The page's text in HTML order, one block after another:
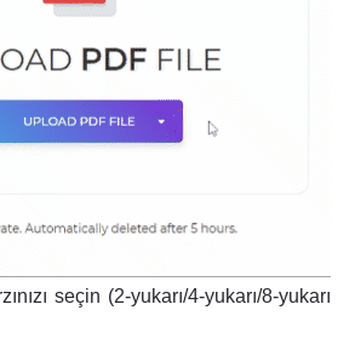
seçin (2-yukarı/4-yukarı/8-yukarı